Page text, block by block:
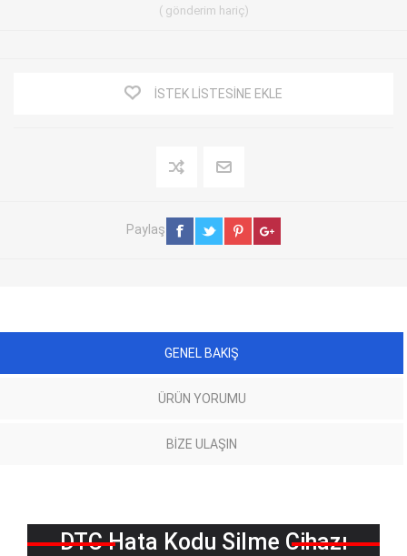
gönderim hariç
İSTEK LISTESINE EKLE
Paylaş
GENEL BAKIŞ
ÜRÜN YORUMU
BIZE ULAŞIN
DTC Hata Kodu Silme Cihazı